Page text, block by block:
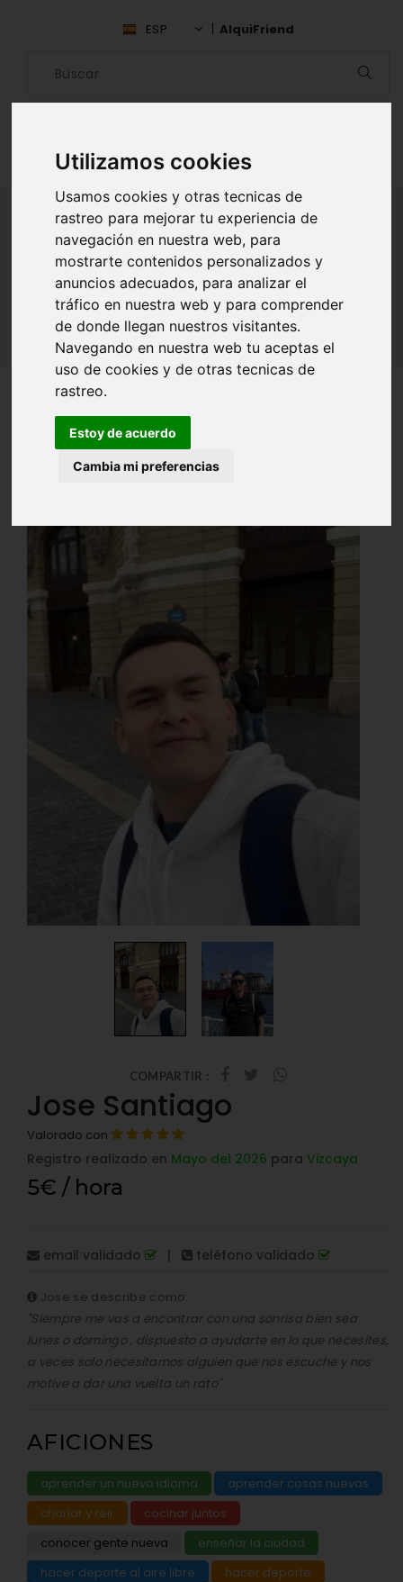
Utilizamos cookies
Usamos cookies y otras tecnicas de
rastreo para mejorar tu experiencia de
navegación en nuestra web, para
mostrarte contenidos personalizados y
anuncios adecuados, para analizar el
tráfico en nuestra web y para comprender
de donde llegan nuestros visitantes.
Navegando en nuestra web tu aceptas el
uso de cookies y de otras tecnicas de
rastreo.
Estoy de acuerdo
Cambia mi preferencias
ESP AlquiFriend
ALQUILAR AMIGO
Inicio Amigos Vizcaya Jose Santiago
COMPARTIR :
Jose Santiago
Valorado con
Registro realizado en Mayo del 2026 para Vizcaya
5€ / hora
email validado | teléfono validado
Jose se describe como:
"Siempre me vas a encontrar con una sonrisa bien sea
lunes o domingo , dispuesto a ayudarte en lo que necesites,
a veces solo necesitamos alguien que nos escuche y nos
motive a dar una vuelta un rato"
AFICIONES
aprender un nuevo idioma
aprender cosas nuevas
charlar y reir
cocinar juntos
conocer gente nueva
enseñar la ciudad
hacer deporte al aire libre
hacer deporte